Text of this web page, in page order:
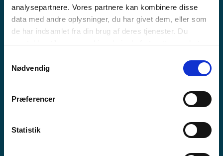
analysepartnere. Vores partnere kan kombinere disse
data med andre oplysninger, du har givet dem, eller som
de har indsamlet fra din brug af deres tjenester. Du
samtykker til vores cookies, hvis du fortsætter med at
Nødvendig
Præferencer
Statistik
GRUNNSKULE